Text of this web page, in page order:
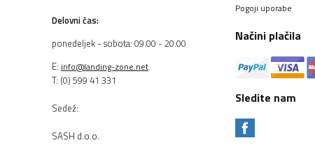
Delovni čas:
ponedeljek - sobota: 09.00 - 20.00
E: info@landing-zone.net
T: (0) 599 41 331
Sedež:
SASH d.o.o.
Pogoji uporabe
Načini plačila
Sledite nam